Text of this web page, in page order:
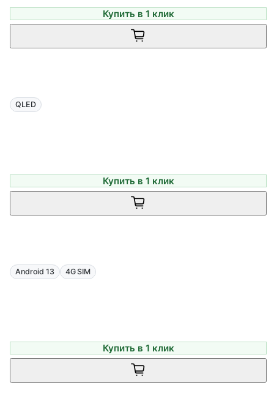
Купить в 1 клик
QLED
Купить в 1 клик
Android 13 4G SIM
Купить в 1 клик